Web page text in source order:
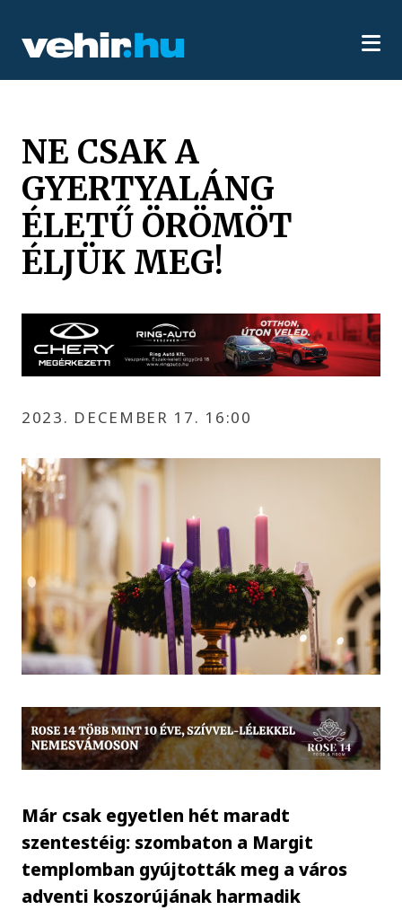
NE CSAK A
GYERTYALÁNG
ÉLETŰ ÖRÖMÖT
ÉLJÜK MEG!
2023. DECEMBER 17. 16:00
Már csak egyetlen hét maradt
szentestéig: szombaton a Margit
templomban gyújtották meg a város
adventi koszorújának harmadik